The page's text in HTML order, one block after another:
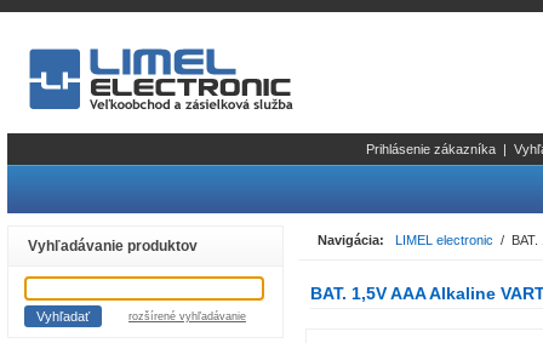
Prihlásenie zákazníka |
Vyhľadávanie produktov
rozšírené vyhľadávanie
Navigácia: LIMEL electronic / BAT.
BAT. 1,5V AAA Alkaline